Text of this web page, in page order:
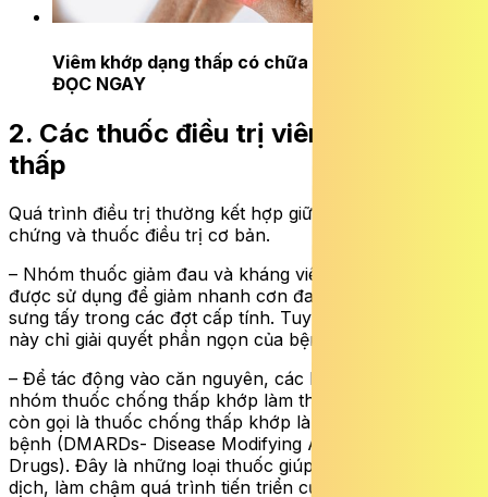
Viêm khớp dạng thấp có chữa khỏi được không?
ĐỌC NGAY
2. Các thuốc điều trị viêm khớp dạng
thấp
Quá trình điều trị thường kết hợp giữa thuốc giảm triệu
chứng và thuốc điều trị cơ bản.
– Nhóm thuốc giảm đau và kháng viêm không steroid
được sử dụng để giảm nhanh cơn đau và tình trạng
sưng tấy trong các đợt cấp tính. Tuy nhiên, nhóm thuốc
này chỉ giải quyết phần ngọn của bệnh.
– Để tác động vào căn nguyên, các bác sĩ sẽ chỉ định
nhóm thuốc chống thấp khớp làm thay đổi bệnh lý hay
còn gọi là thuốc chống thấp khớp làm thay đổi diễn tiến
bệnh (DMARDs- Disease Modifying Antirheumatic
Drugs). Đây là những loại thuốc giúp điều chỉnh hệ miễn
dịch, làm chậm quá trình tiến triển của bệnh và bảo vệ